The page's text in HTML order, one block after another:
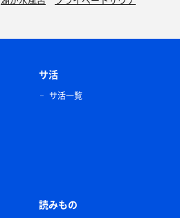
サ活
サ活一覧
読みもの